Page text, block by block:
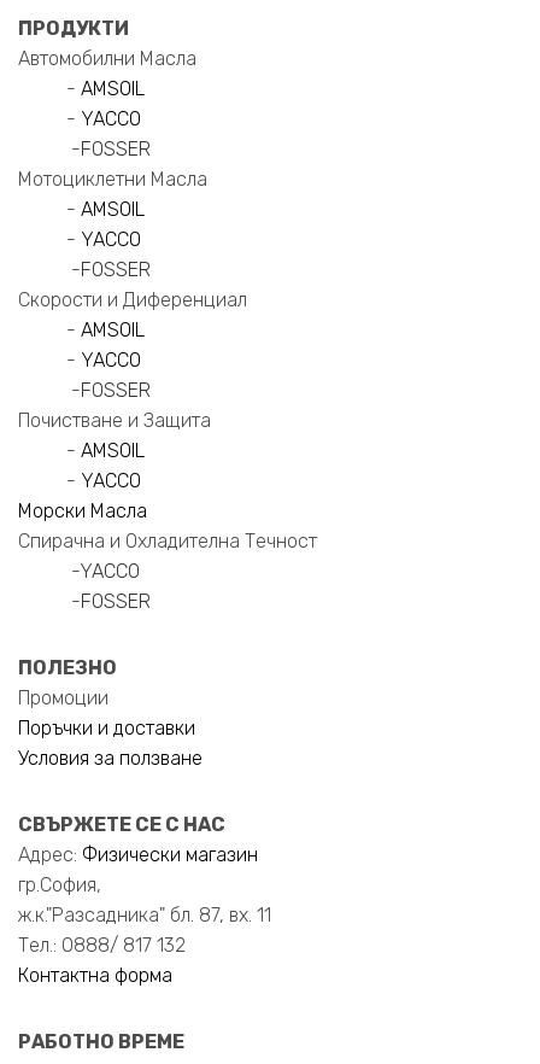
ПРОДУКТИ
Автомобилни Масла
- AMSOIL
- YACCO
-FOSSER
Мотоциклетни Масла
- AMSOIL
- YACCO
-FOSSER
Скорости и Диференциал
- AMSOIL
- YACCO
-FOSSER
Почистване и Защита
- AMSOIL
- YACCO
Морски Масла
Спирачна и Охладителна Течност
-YACCO
-FOSSER
ПОЛЕЗНО
Промоции
Поръчки и доставки
Условия за ползване
СВЪРЖЕТЕ СЕ С НАС
Адрес: Физически магазин
гр.София,
ж.к."Разсадника" бл. 87, вх. 11
Тел.: 0888/ 817 132
Контактна форма
РАБОТНО ВРЕМЕ